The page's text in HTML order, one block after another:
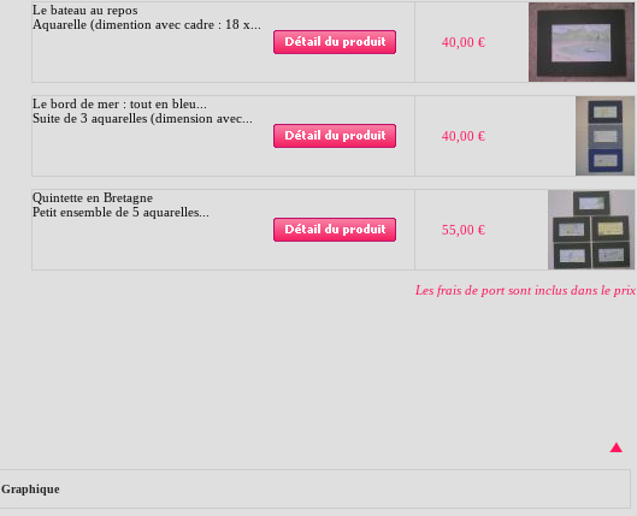
Le bateau au repos
Aquarelle (dimention avec cadre : 18 x...
40,00 €
Le bord de mer : tout en bleu...
Suite de 3 aquarelles (dimension avec...
40,00 €
Quintette en Bretagne
Petit ensemble de 5 aquarelles...
55,00 €
Les frais de port sont inclus dans le prix
Graphique